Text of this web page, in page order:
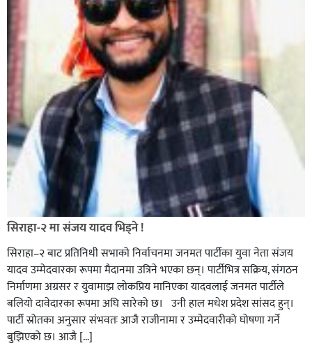
सिराहा-२ मा संजय यादव भिड्ने !
सिराहा–२ बाट प्रतिनिधी सभाको निर्वाचनमा जनमत पार्टीका युवा नेता संजय
यादव उम्मेदवारका रूपमा मैदानमा उत्रिने भएका छन्। पार्टीभित्र सक्रिय, संगठन
निर्माणमा अग्रसर र युवामाझ लोकप्रिय मानिएका यादवलाई जनमत पार्टीले
बलियो दावेदारका रूपमा अघि सारेको छ। उनी हाल मधेश प्रदेश सांसद हुन्।
पार्टी स्रोतका अनुसार संभवतः आजै राजीनामा र उम्मेदवारीको घोषणा गर्ने
बुझिएको छ। आजै […]